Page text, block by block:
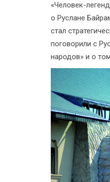
«Человек-
о Руслане
стал
поговорили с
народов» и о